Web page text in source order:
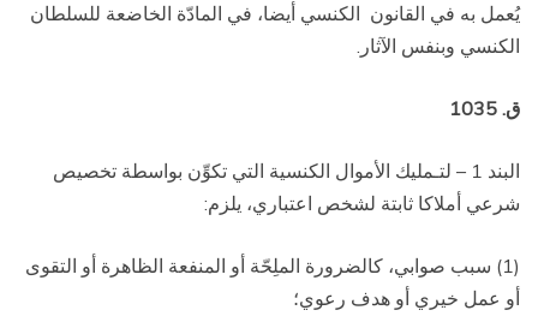
يُعمل به في القانون الكنسي أيضا، في المادّة الخاضعة للسلطان
الكنسي وبنفس الآثار.
ق. 1035
البند 1 – لتـمليك الأموال الكنسية التي تكوِّن بواسطة تخصيص
شرعي أملاكا ثابتة لشخص اعتباري، يلزم:
(1) سبب صوابي، كالضرورة الملِحّة أو المنفعة الظاهرة أو التقوى
أو عمل خيري أو هدف رعوي؛